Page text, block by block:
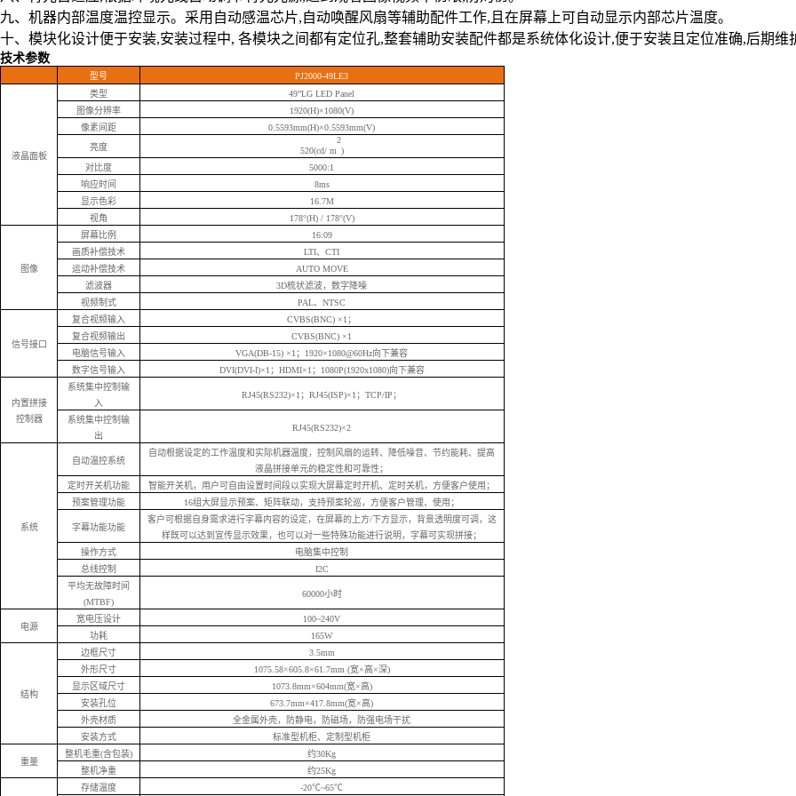
九、机器内部温度温控显示。采用自动感温芯片,自动唤醒风扇等辅助配件工作,且在屏幕上可自动显示内部芯片温度。
十、模块化设计便于安装,安装过程中, 各模块之间都有定位孔,整套辅助安装配件都是系统体化设计,便于安装且定位准确,后期维
技术参数
型号 PJ2000-49LE3
液晶面板
类型
49”LG LED Panel
图像分辨率
1920(H)×1080(V)
像素间距
0.5593mm(H)×0.5593mm(V)
亮度
520(cd/ m
2
)
对比度
5000:1
响应时间
8ms
显示色彩
16.7M
视角
178°(H) / 178°(V)
图像
屏幕比例
16:09
画质补偿技术
LTI、CTI
运动补偿技术
AUTO MOVE
滤波器
3D梳状滤波，数字降噪
视频制式
PAL、NTSC
信号接口
复合视频输入
CVBS(BNC) ×1；
复合视频输出
CVBS(BNC) ×1
电脑信号输入
VGA(DB-15) ×1；1920×1080@60Hz向下兼容
数字信号输入
DVI(DVI-I)×1；HDMI×1；1080P(1920x1080)向下兼容
内置拼接
控制器
系统集中控制输
入
RJ45(RS232)×1；RJ45(ISP)×1；TCP/IP；
系统集中控制输
出
RJ45(RS232)×2
系统
自动温控系统
自动根据设定的工作温度和实际机器温度，控制风扇的运转、降低噪音、节约能耗、提高
液晶拼接单元的稳定性和可靠性；
定时开关机功能
智能开关机，用户可自由设置时间段以实现大屏幕定时开机、定时关机，方便客户使用；
预案管理功能
16组大屏显示预案、矩阵联动，支持预案轮巡，方便客户管理、使用；
字幕功能功能
客户可根据自身需求进行字幕内容的设定，在屏幕的上方/下方显示，背景透明度可调，这
样既可以达到宣传显示效果，也可以对一些特殊功能进行说明，字幕可实现拼接；
操作方式
电脑集中控制
总线控制
I2C
平均无故障时间
(MTBF)
60000小时
电源
宽电压设计
100~240V
功耗
165W
结构
边框尺寸
3.5mm
外形尺寸
1075.58×605.8×61.7mm (宽×高×深)
显示区域尺寸
1073.8mm×604mm(宽×高)
安装孔位
673.7mm×417.8mm(宽×高)
外壳材质
全金属外壳，防静电，防磁场，防强电场干扰
安装方式
标准型机柜、定制型机柜
重量
整机毛重(含包装)
约30Kg
整机净重
约25Kg
存储温度
-20℃~65℃